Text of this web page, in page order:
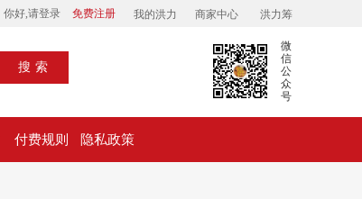
你好,请登录 免费注册 我的洪力 商家中心 洪力筹
搜索
微
信
公
众
号
付费规则 隐私政策